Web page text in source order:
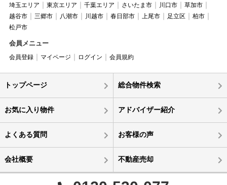
埼玉エリア 東京エリア 千葉エリア さいたま市 川口市
草加市
越谷市
三郷市 八潮市 川越市 春日部市 上尾市 足立区
柏市
松戸市
会員メニュー
会員登録 マイページ ログイン 会員規約
トップページ 総合物件検索
お気に入り物件 アドバイザー紹介
よくある質問 お客様の声
会社概要 不動産売却